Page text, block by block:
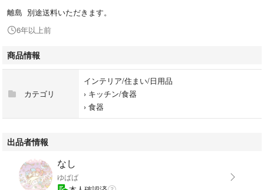
離島 別途送料いただきます。
6年以上前
商品情報
カテゴリ
インテリア/住まい/日用品
› キッチン/食器
› 食器
出品者情報
なし
ゆばば